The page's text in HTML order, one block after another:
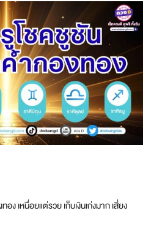
ง เหนื่อยแต่รวย เก็บเงินเก่งมาก เสี่ยง